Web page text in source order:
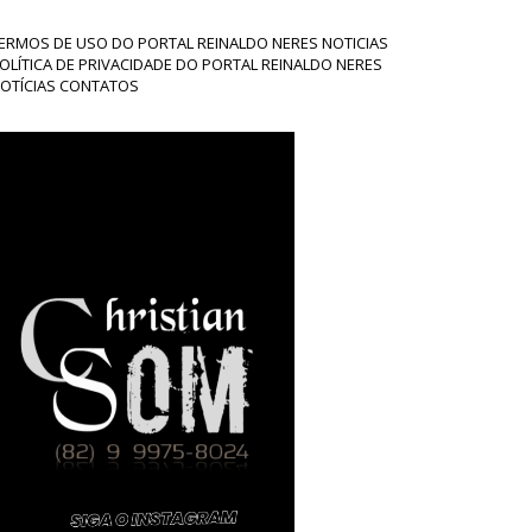
DE USO DO PORTAL REINALDO NERES NOTICIAS
DE PRIVACIDADE DO PORTAL REINALDO NERES
CONTATOS